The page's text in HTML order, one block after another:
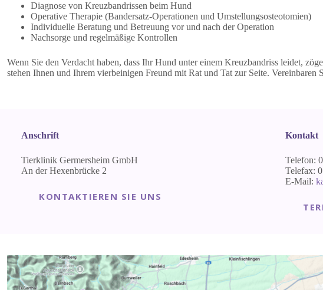
Diagnose von Kreuzbandrissen beim Hund
Operative Therapie (Bandersatz-Operationen und Umstellungsosteotomien)
Individuelle Beratung und Betreuung vor und nach der Operation
Nachsorge und regelmäßige Kontrollen
Wenn Sie den Verdacht haben, dass Ihr Hund unter einem Kreuzbandriss leidet,
stehen Ihnen und Ihrem vierbeinigen Freund mit Rat und Tat zur Seite. Vereinbaren
Anschrift
Tierklinik Germersheim GmbH
An der Hexenbrücke 2
KONTAKTIEREN SIE UNS
Kontakt
Telefon:
Telefax:
E-Mail: